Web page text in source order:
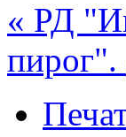
« РД
пирог".